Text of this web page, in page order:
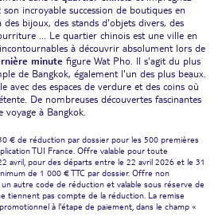
incroyable succession de boutiques en
des bijoux, des stands d'objets divers, des
... Le quartier chinois est une ville en
à découvrir absolument lors de
minute figure Wat Pho. Il s'agit du plus
de Bangkok, également l'un des plus beaux.
avec des espaces de verdure et des coins où
De nombreuses découvertes fascinantes
à Bangkok.
€ de réduction par dossier pour les 500 premières
TUI France. Offre valable pour toute
avril, pour des départs entre le 22 avril 2026 et le 31
de 1 000 € TTC par dossier. Offre non
autre code de réduction et valable sous réserve de
tiennent pas compte de la réduction. La remise
à l'étape de paiement, dans le champ «